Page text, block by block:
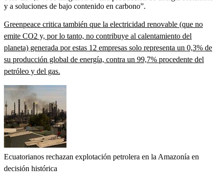
y a soluciones de bajo contenido en carbono”.
Greenpeace critica también que la electricidad renovable (que no
emite CO2 y, por lo tanto, no contribuye al calentamiento del
planeta) generada por estas 12 empresas solo representa un 0,3% de
su producción global de energía, contra un 99,7% procedente del
petróleo y del gas.
Ecuatorianos rechazan explotación petrolera en la Amazonía en
decisión histórica